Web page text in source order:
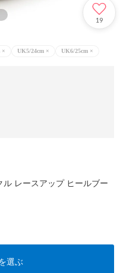
19
× UK5/24cm × UK6/25cm ×
レースアップ ヒールブー
選ぶ